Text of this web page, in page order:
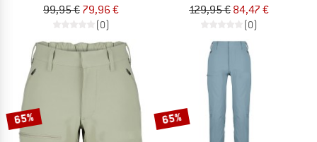
99,95 € 79,96 €
(0)
129,95 € 84,47 €
(0)
65% 65%